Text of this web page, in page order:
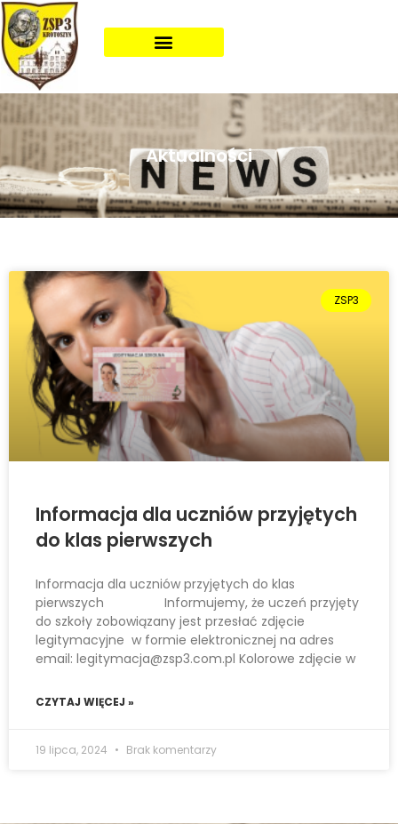
Aktualności
ZSP3
Informacja dla uczniów przyjętych
do klas pierwszych
Informacja dla uczniów przyjętych do klas
pierwszych Informujemy, że uczeń przyjęty
do szkoły zobowiązany jest przesłać zdjęcie
legitymacyjne w formie elektronicznej na adres
email: legitymacja@zsp3.com.pl Kolorowe zdjęcie w
CZYTAJ WIĘCEJ »
19 lipca, 2024 Brak komentarzy